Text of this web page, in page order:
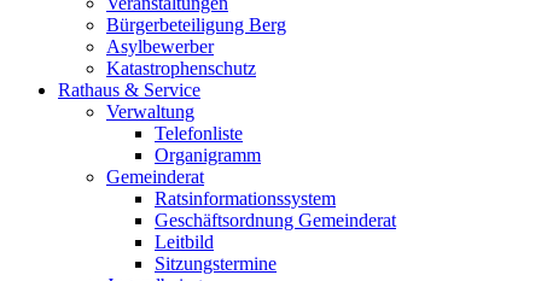
Bürgerbeteiligung Berg
Asylbewerber
Katastrophenschutz
Rathaus & Service
Verwaltung
Telefonliste
Organigramm
Gemeinderat
Ratsinformationssystem
Geschäftsordnung Gemeinderat
Leitbild
Sitzungstermine